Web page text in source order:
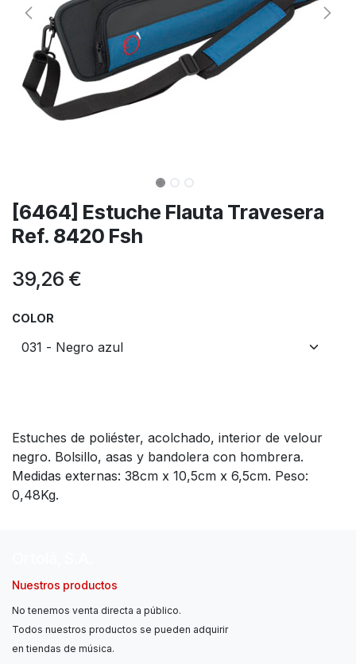
[6464] Estuche Flauta Travesera
Ref. 8420 Fsh
39,26 €
COLOR
Estuches de poliéster, acolchado, interior de velour
negro. Bolsillo, asas y bandolera con hombrera.
Medidas externas: 38cm x 10,5cm x 6,5cm. Peso:
0,48Kg.
Nuestros productos
No tenemos venta directa a público.
Todos nuestros productos se pueden adquirir
en tiendas de música.